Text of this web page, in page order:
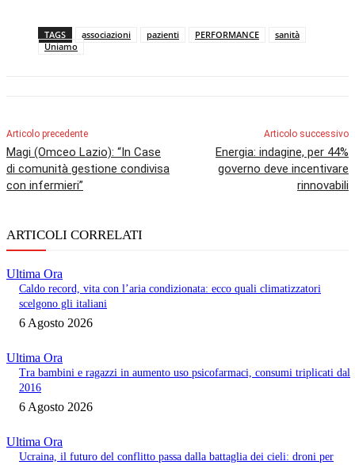
TAGS associazioni pazienti PERFORMANCE
sanità
Uniamo
Articolo precedente
Magi (Omceo Lazio): “In Case
di comunità gestione condivisa
con infermieri”
Articolo successivo
Energia: indagine, per 44%
governo deve incentivare
rinnovabili
ARTICOLI CORRELATI
Ultima Ora
Caldo record, vita con l’aria condizionata: ecco quali climatizzatori
scelgono gli italiani
6 Agosto 2026
Ultima Ora
Tra bambini e ragazzi in aumento uso psicofarmaci, consumi triplicati dal
2016
6 Agosto 2026
Ultima Ora
Ucraina, il futuro del conflitto passa dalla battaglia dei cieli: droni per